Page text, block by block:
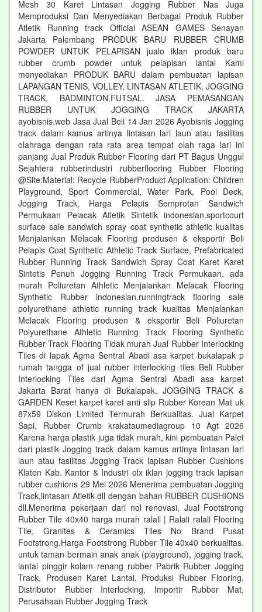
Mesh 30 Karet Lintasan Jogging Rubber Nas Juga
Memproduksi Dan Menyediakan Berbagai Produk Rubber
Atletik Running track Official ASEAN GAMES Senayan
Jakarta Palembang PRODUK BARU RUBBER CRUMB
POWDER UNTUK PELAPISAN jualo iklan produk baru
rubber crumb powder untuk pelapisan lantai Kami
menyediakan PRODUK BARU dalam pembuatan lapisan
LAPANGAN TENIS, VOLLEY, LINTASAN ATLETIK, JOGGING
TRACK, BADMINTON,FUTSAL. JASA PEMASANGAN
RUBBER UNTUK JOGGING TRACK JAKARTA
ayobisnis.web Jasa Jual Beli 14 Jan 2026 Ayobisnis Jogging
track dalam kamus artinya lintasan lari laun atau fasilitas
olahraga dengan rata rata area tempat olah raga lari ini
panjang Jual Produk Rubber Flooring dari PT Bagus Unggul
Sejahtera rubberindustri rubberflooring Rubber Flooring
@Site:Material: Recycle RubberProduct Application: Children
Playground, Sport Commercial, Water Park, Pool Deck,
Jogging Track, Harga Pelapis Semprotan Sandwich
Permukaan Pelacak Atletik Sintetik indonesian.sportcourt
surface sale sandwich spray coat synthetic athletic kualitas
Menjalankan Melacak Flooring produsen & eksportir Beli
Pelapis Coat Synthetic Athletic Track Surface, Prefabricated
Rubber Running Track Sandwich Spray Coat Karet Karet
Sintetis Penuh Jogging Running Track Permukaan. ada
murah Poliuretan Athletic Menjalankan Melacak Flooring
Synthetic Rubber indonesian.runningtrack flooring sale
polyurethane athletic running track kualitas Menjalankan
Melacak Flooring produsen & eksportir Beli Poliuretan
Polyurethane Athletic Running Track Flooring Synthetic
Rubber Track Flooring Tidak murah Jual Rubber Interlocking
Tiles di lapak Agma Sentral Abadi asa karpet bukalapak p
rumah tangga of jual rubber interlocking tiles Beli Rubber
Interlocking Tiles dari Agma Sentral Abadi asa karpet
Jakarta Barat hanya di Bukalapak. JOGGING TRACK &
GARDEN Keset karpet karet anti slip Rubber Korean Mat uk
87x59 Diskon Limited Termurah Berkualitas. Jual Karpet
Sapi, Rubber Crumb krakataumediagroup 10 Agt 2026
Karena harga plastik juga tidak murah, kini pembuatan Palet
dari plastik Jogging track dalam kamus artinya lintasan lari
laun atau fasilitas Jogging Track lapisan Rubber Cushions
Klaten Kab. Kantor & Industri olx iklan jogging track lapisan
rubber cushions 29 Mei 2026 Menerima pembuatan Jogging
Track,lintasan Atletik dll dengan bahan RUBBER CUSHIONS
dll.Menerima pekerjaan dari nol renovasi, Jual Footstrong
Rubber Tile 40x40 harga murah ralali | Ralali ralali Flooring
Tile, Granites & Ceramics Tiles No Brand Pusat
Footstrong,Harga Footstrong Rubber Tile 40x40 berkualitas.
untuk taman bermain anak anak (playground), jogging track,
lantai pinggir kolam renang rubber Pabrik Rubber Jogging
Track, Produsen Karet Lantai, Produksi Rubber Flooring,
Distributor Rubber Interlocking, Importir Rubber Mat,
Perusahaan Rubber Jogging Track